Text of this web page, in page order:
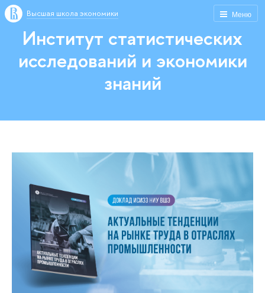
Меню
Высшая школа экономики
Институт статистических
исследований и экономики
знаний